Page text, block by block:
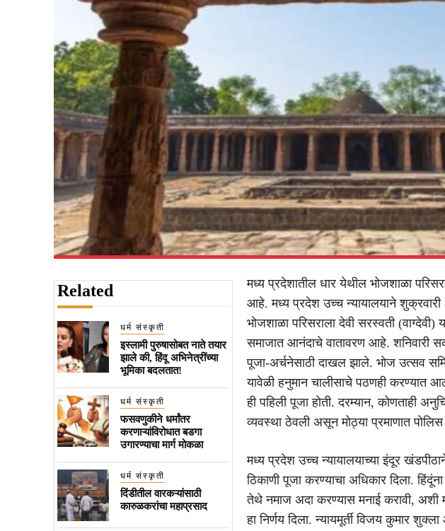
Related
धर्म संस्कृती
इस्लामी पुरुषासोबत नाते तयार
झाले की, हिंदू अभिनेत्रींच्या
भूमिका बदलतात!
धर्म संस्कृती
फसवणुकीने धर्मांतर
करणाऱ्यांविरोधात बडगा
उगारण्याचा मार्ग मोकळा
धर्म संस्कृती
दिंडीतील वारकऱ्यांसाठी
कारुळकरांचा महाप्रसाद
मध्य प्रदेशातील धार येथील भोजशाळा
आहे. मध्य प्रदेश उच्च न्यायालयाने शुक्रवारी
भोजशाळा परिसराला देवी सरस्वती (वाग्देवी)
समाजात आनंदाचे वातावरण आहे. शनिवारी
पूजा-अर्चनेसाठी दाखल झाले. भोज उत्सव
यावेळी हनुमान चालीसाचे पठणही करण्यात
ही पहिली पूजा होती. दरम्यान, कोणताही
व्यवस्था ठेवली असून मोठ्या प्रमाणात
मध्य प्रदेश उच्च न्यायालयाच्या इंदूर
ठिकाणी पूजा करण्याचा अधिकार दिला.
तेथे नमाज अदा करण्यास मनाई करावी, अशी
हा निर्णय दिला. न्यायमूर्ती विजय कुमार